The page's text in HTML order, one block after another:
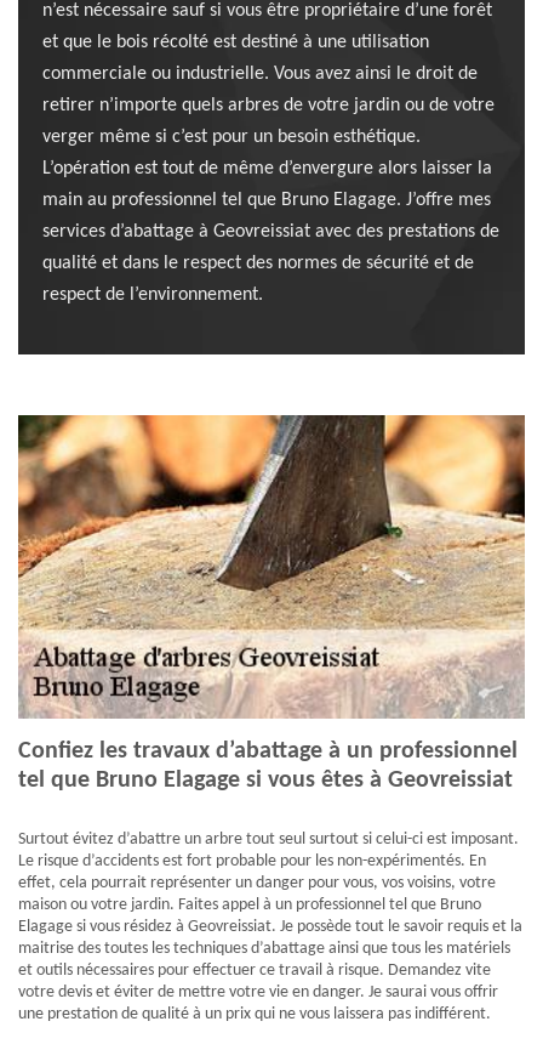
n’est nécessaire sauf si vous être propriétaire d’une forêt
et que le bois récolté est destiné à une utilisation
commerciale ou industrielle. Vous avez ainsi le droit de
retirer n’importe quels arbres de votre jardin ou de votre
verger même si c’est pour un besoin esthétique.
L’opération est tout de même d’envergure alors laisser la
main au professionnel tel que Bruno Elagage. J’offre mes
services d’abattage à Geovreissiat avec des prestations de
qualité et dans le respect des normes de sécurité et de
respect de l’environnement.
Confiez les travaux d’abattage à un professionnel
tel que Bruno Elagage si vous êtes à Geovreissiat
Surtout évitez d’abattre un arbre tout seul surtout si celui-ci est imposant.
Le risque d’accidents est fort probable pour les non-expérimentés. En
effet, cela pourrait représenter un danger pour vous, vos voisins, votre
maison ou votre jardin. Faites appel à un professionnel tel que Bruno
Elagage si vous résidez à Geovreissiat. Je possède tout le savoir requis et la
maitrise des toutes les techniques d’abattage ainsi que tous les matériels
et outils nécessaires pour effectuer ce travail à risque. Demandez vite
votre devis et éviter de mettre votre vie en danger. Je saurai vous offrir
une prestation de qualité à un prix qui ne vous laissera pas indifférent.